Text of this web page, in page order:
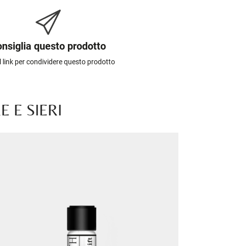
questo prodotto
link per condividere questo prodotto
E SIERI